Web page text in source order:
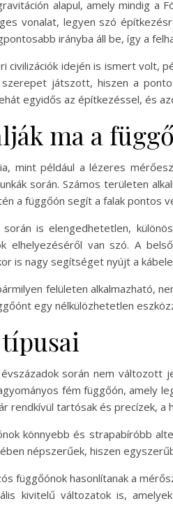
alapul, amely mindig a
vonalat, legyen szó
irányba áll be, így a
civilizációk idején is ismert volt,
játszott, hiszen a
egyidős az építkezéssel, és
ma a
mint például a lézeres
során. Számos területen
a függőón segít a falak pontos
is elengedhetetlen,
elhelyezéséről van szó. A
is nagy segítséget nyújt a
felületen alkalmazható,
egy nélkülözhetetlen
során nem változott
fém függőón, amely
rendkívül tartósak és precízek, a
könnyebb és strapabíróbb
népszerűek, hiszen
függőónok hasonlítanak a
kivitelű változatok is,